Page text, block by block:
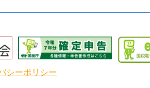
シーポリシー